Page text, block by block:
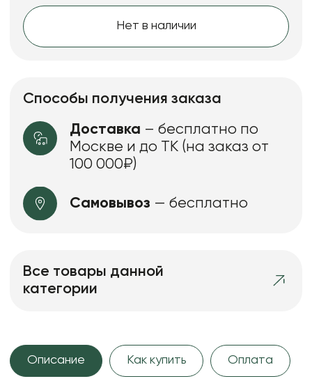
Нет в наличии
Способы получения заказа
Доставка – бесплатно по
Москве и до ТК (на заказ от
100 000₽)
Самовывоз — бесплатно
Все товары данной
категории
Описание Как купить Оплата